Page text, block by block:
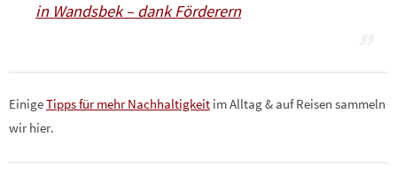
in Wandsbek – dank Förderern
EinigeTipps für mehr Nachhaltigkeit im Alltag & auf Reisen sammeln
wir hier.